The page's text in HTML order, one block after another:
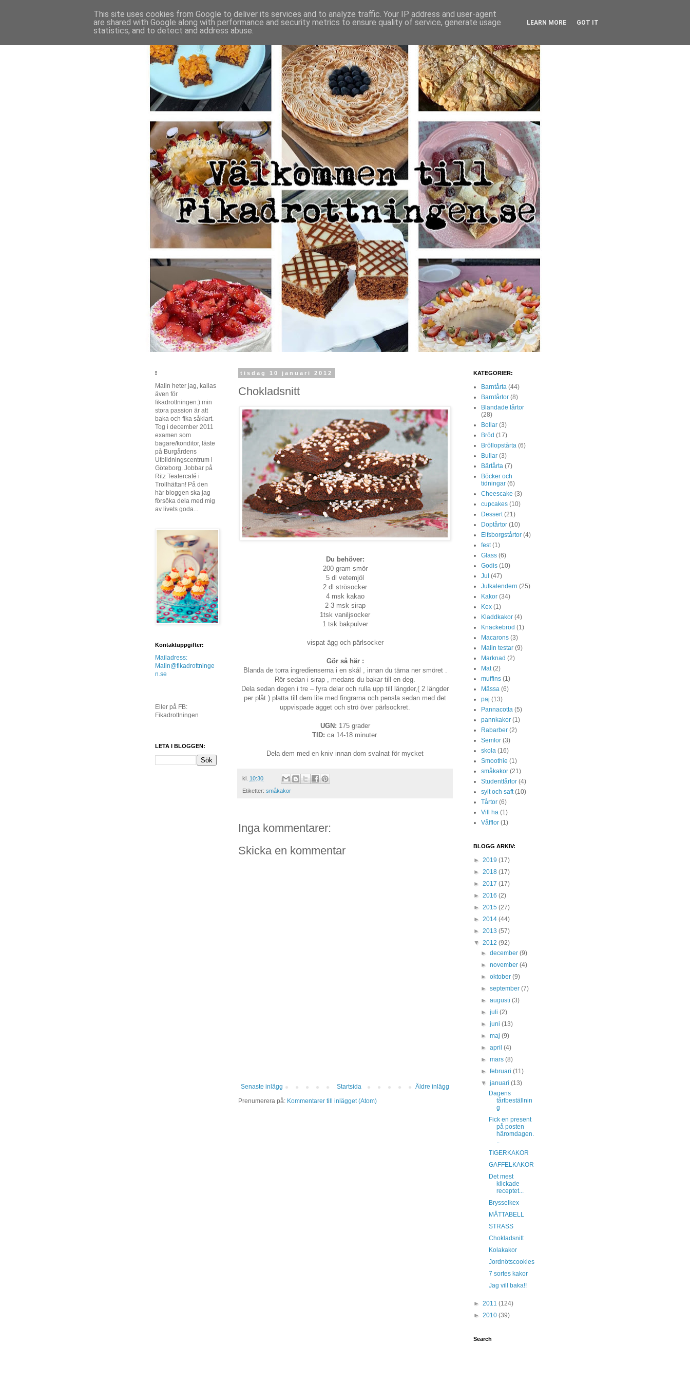
tisdag 10 januari 2012
Chokladsnitt
Du behöver:
200 gram smör
5 dl vetemjöl
2 dl strösocker
4 msk kakao
2-3 msk sirap
1tsk vaniljsocker
1 tsk bakpulver
vispat ägg och pärlsocker
Gör så här :
Blanda de torra ingredienserna i en skål , innan du tärna ner smöret .
Rör sedan i sirap , medans du bakar till en deg.
Dela sedan degen i tre – fyra delar och rulla upp till längder,( 2 längder
per plåt ) platta till dem lite med fingrarna och pensla sedan med det
uppvispade ägget och strö över pärlsockret.
UGN: 175 grader
TID: ca 14-18 minuter.
Dela dem med en kniv innan dom svalnat för mycket
kl. 10:30
Etiketter: småkakor
Inga kommentarer:
Skicka en kommentar
Senaste inlägg Äldre inlägg
Startsida
Prenumerera på: Kommentarer till inlägget (Atom)
!
Malin heter jag, kallas
även för
fikadrottningen:) min
stora passion är att
baka och fika såklart.
Tog i december 2011
examen som
bagare/konditor, läste
på Burgårdens
Utbildningscentrum i
Göteborg. Jobbar på
Ritz Teatercafé i
Trollhättan! På den
här bloggen ska jag
försöka dela med mig
av livets goda...
Kontaktuppgifter:
Mailadress:
Malin@fikadrottninge
n.se
Eller på FB:
Fikadrottningen
LETA I BLOGGEN:
KATEGORIER:
Barntårta (44)
Barntårtor (8)
Blandade tårtor
(28)
Bollar (3)
Bröd (17)
Bröllopstårta (6)
Bullar (3)
Bärtårta (7)
Böcker och
tidningar (6)
Cheescake (3)
cupcakes (10)
Dessert (21)
Doptårtor (10)
Elfsborgstårtor (4)
fest (1)
Glass (6)
Godis (10)
Jul (47)
Julkalendern (25)
Kakor (34)
Kex (1)
Kladdkakor (4)
Knäckebröd (1)
Macarons (3)
Malin testar (9)
Marknad (2)
Mat (2)
muffins (1)
Mässa (6)
paj (13)
Pannacotta (5)
pannkakor (1)
Rabarber (2)
Semlor (3)
skola (16)
Smoothie (1)
småkakor (21)
Studenttårtor (4)
sylt och saft (10)
Tårtor (6)
Vill ha (1)
Våfflor (1)
BLOGG ARKIV:
► 2019 (17)
► 2018 (17)
► 2017 (17)
► 2016 (2)
► 2015 (27)
► 2014 (44)
► 2013 (57)
▼ 2012 (92)
►december(9)
►november(4)
►oktober(9)
►september(7)
►augusti(3)
►juli(2)
►juni(13)
►maj(9)
►april(4)
►mars(8)
►februari(11)
▼januari(13)
Dagens
tårtbeställnin
g
Fick en present
på posten
häromdagen.
..
TIGERKAKOR
GAFFELKAKOR
Det mest
klickade
receptet...
Brysselkex
MÅTTABELL
STRASS
Chokladsnitt
Kolakakor
Jordnötscookies
7 sortes kakor
Jag vill baka!!
► 2011 (124)
► 2010 (39)
Search
This site uses cookies from Google to deliver its services and to analyze traffic. Your IP address and user-agent
are shared with Google along with performance and security metrics to ensure quality of service, generate usage
statistics, and to detect and address abuse.
LEARN MORE GOT IT